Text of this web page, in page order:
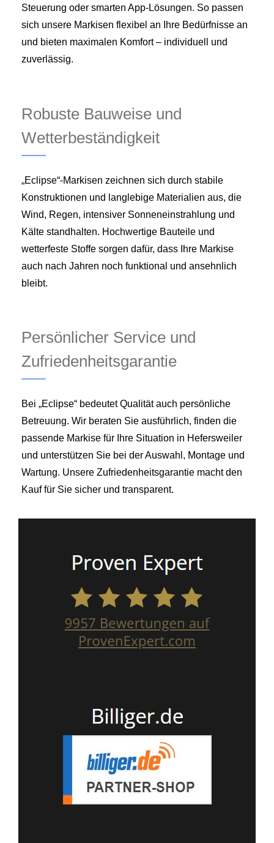
Steuerung oder smarten App-Lösungen. So passen
sich unsere Markisen flexibel an Ihre Bedürfnisse an
und bieten maximalen Komfort – individuell und
zuverlässig.
Robuste Bauweise und
Wetterbeständigkeit
„Eclipse“-Markisen zeichnen sich durch stabile
Konstruktionen und langlebige Materialien aus, die
Wind, Regen, intensiver Sonneneinstrahlung und
Kälte standhalten. Hochwertige Bauteile und
wetterfeste Stoffe sorgen dafür, dass Ihre Markise
auch nach Jahren noch funktional und ansehnlich
bleibt.
Persönlicher Service und
Zufriedenheitsgarantie
Bei „Eclipse“ bedeutet Qualität auch persönliche
Betreuung. Wir beraten Sie ausführlich, finden die
passende Markise für Ihre Situation in Hefersweiler
und unterstützen Sie bei der Auswahl, Montage und
Wartung. Unsere Zufriedenheitsgarantie macht den
Kauf für Sie sicher und transparent.